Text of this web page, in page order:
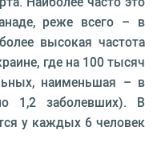
реже всего – в
высокая частота
где на 100 тысяч
наименьшая – в
1,2 заболевших). В
у каждых 6 человек